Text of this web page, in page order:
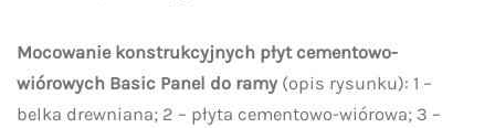
Mocowanie konstrukcyjnych płyt cementowo-
wiórowych Basic Panel do ramy (opis rysunku): 1 –
belka drewniana; 2 – płyta cementowo-wiórowa; 3 –